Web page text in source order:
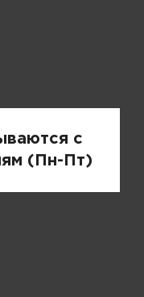
с
(Пн-Пт)